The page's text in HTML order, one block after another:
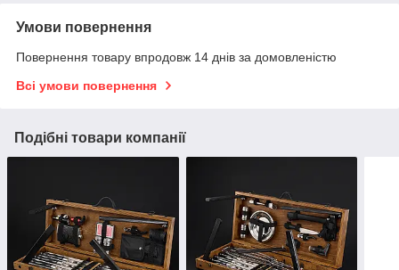
Умови повернення
Повернення товару впродовж 14 днів за домовленістю
Всі умови повернення
Подібні товари компанії